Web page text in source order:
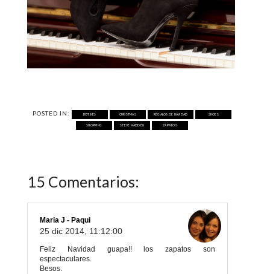
POSTED IN: BOTINES CHRISTMAS REGALOS DE NAVIDAD SHOES
SHOPPING STEVE MADDEN ZAPATOS
15 Comentarios:
Maria J - Paqui
25 dic 2014, 11:12:00
Feliz Navidad guapa!! los zapatos son
espectaculares.
Besos.